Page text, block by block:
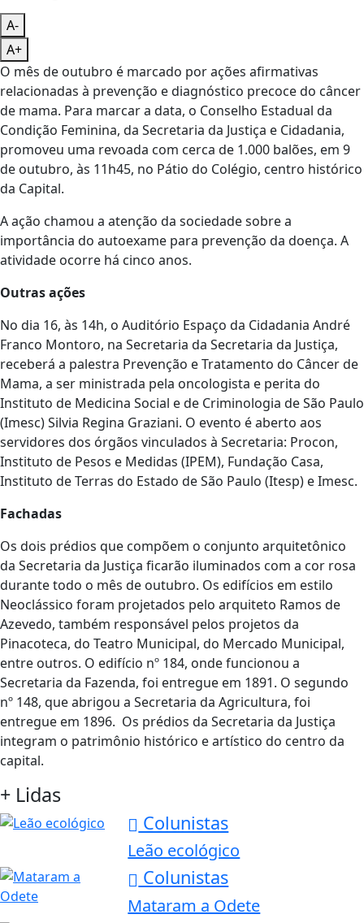
A-
A+
O mês de outubro é marcado por ações afirmativas
relacionadas à prevenção e diagnóstico precoce do câncer
de mama. Para marcar a data, o Conselho Estadual da
Condição Feminina, da Secretaria da Justiça e Cidadania,
promoveu uma revoada com cerca de 1.000 balões, em 9
de outubro, às 11h45, no Pátio do Colégio, centro histórico
da Capital.
A ação chamou a atenção da sociedade sobre a
importância do autoexame para prevenção da doença. A
atividade ocorre há cinco anos.
Outras ações
No dia 16, às 14h, o Auditório Espaço da Cidadania André
Franco Montoro, na Secretaria da Secretaria da Justiça,
receberá a palestra Prevenção e Tratamento do Câncer de
Mama, a ser ministrada pela oncologista e perita do
Instituto de Medicina Social e de Criminologia de São Paulo
(Imesc) Silvia Regina Graziani. O evento é aberto aos
servidores dos órgãos vinculados à Secretaria: Procon,
Instituto de Pesos e Medidas (IPEM), Fundação Casa,
Instituto de Terras do Estado de São Paulo (Itesp) e Imesc.
Fachadas
Os dois prédios que compõem o conjunto arquitetônico
da Secretaria da Justiça ficarão iluminados com a cor rosa
durante todo o mês de outubro. Os edifícios em estilo
Neoclássico foram projetados pelo arquiteto Ramos de
Azevedo, também responsável pelos projetos da
Pinacoteca, do Teatro Municipal, do Mercado Municipal,
entre outros. O edifício nº 184, onde funcionou a
Secretaria da Fazenda, foi entregue em 1891. O segundo
nº 148, que abrigou a Secretaria da Agricultura, foi
entregue em 1896. Os prédios da Secretaria da Justiça
integram o patrimônio histórico e artístico do centro da
capital.
+ Lidas
Colunistas
Leão ecológico
Colunistas
Mataram a Odete